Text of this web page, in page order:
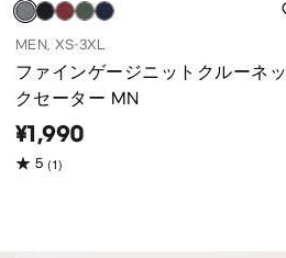
MEN, XS-3XL
ファインゲージニットクルーネッ
クセーター MN
¥1,990
5 (1)